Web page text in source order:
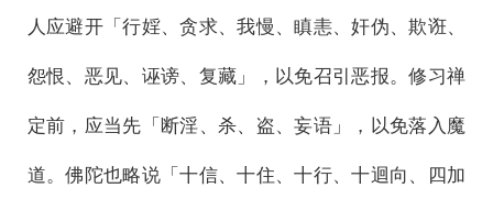
人应避开「行婬、贪求、我慢、瞋恚、奸伪、欺诳、
怨恨、恶见、诬谤、复藏」，以免召引恶报。修习禅
定前，应当先「断淫、杀、盗、妄语」，以免落入魔
道。佛陀也略说「十信、十住、十行、十迴向、四加